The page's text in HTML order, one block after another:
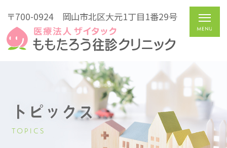
〒700-0924 岡山市北区大元1丁目1番29号
トピックス
TOPICS